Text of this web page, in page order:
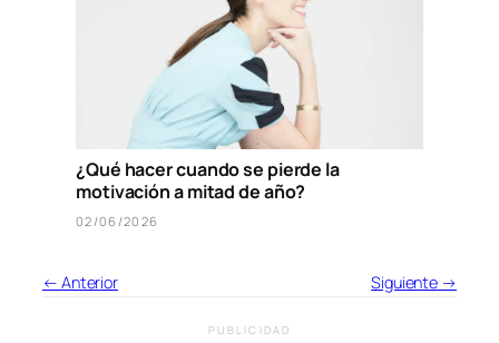
¿Qué hacer cuando se pierde la
motivación a mitad de año?
02/06/2026
← Anterior Siguiente →
PUBLICIDAD